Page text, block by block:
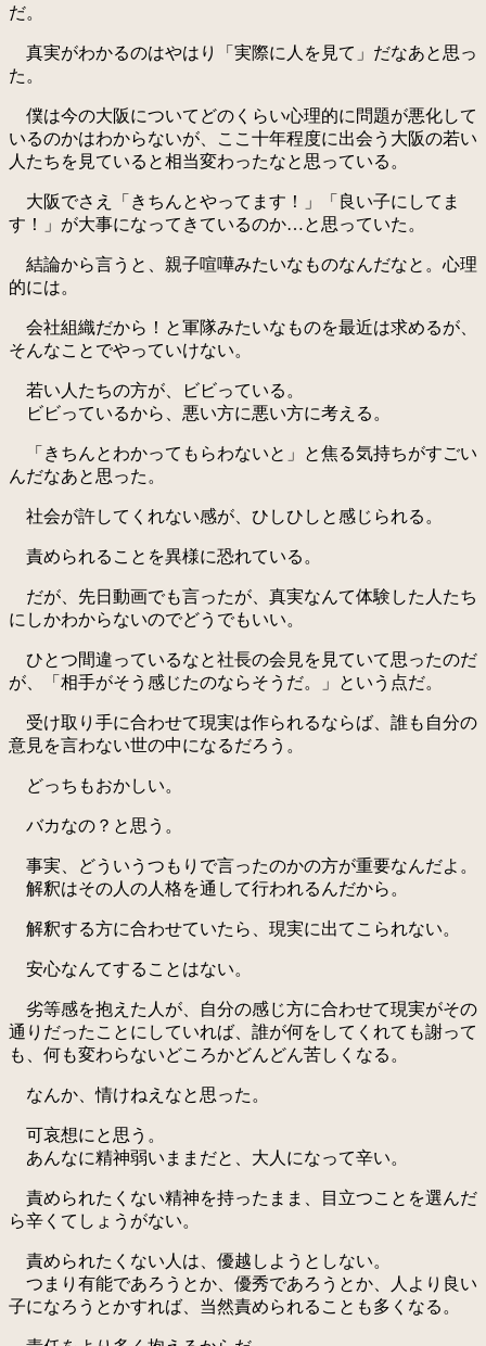
だ。
真実がわかるのはやはり「実際に人を見て」だなあと思っ
た。
僕は今の大阪についてどのくらい心理的に問題が悪化して
いるのかはわからないが、ここ十年程度に出会う大阪の若い
人たちを見ていると相当変わったなと思っている。
大阪でさえ「きちんとやってます！」「良い子にしてま
す！」が大事になってきているのか…と思っていた。
結論から言うと、親子喧嘩みたいなものなんだなと。心理
的には。
会社組織だから！と軍隊みたいなものを最近は求めるが、
そんなことでやっていけない。
若い人たちの方が、ビビっている。
ビビっているから、悪い方に悪い方に考える。
「きちんとわかってもらわないと」と焦る気持ちがすごい
んだなあと思った。
社会が許してくれない感が、ひしひしと感じられる。
責められることを異様に恐れている。
だが、先日動画でも言ったが、真実なんて体験した人たち
にしかわからないのでどうでもいい。
ひとつ間違っているなと社長の会見を見ていて思ったのだ
が、「相手がそう感じたのならそうだ。」という点だ。
受け取り手に合わせて現実は作られるならば、誰も自分の
意見を言わない世の中になるだろう。
どっちもおかしい。
バカなの？と思う。
事実、どういうつもりで言ったのかの方が重要なんだよ。
解釈はその人の人格を通して行われるんだから。
解釈する方に合わせていたら、現実に出てこられない。
安心なんてすることはない。
劣等感を抱えた人が、自分の感じ方に合わせて現実がその
通りだったことにしていれば、誰が何をしてくれても謝って
も、何も変わらないどころかどんどん苦しくなる。
なんか、情けねえなと思った。
可哀想にと思う。
あんなに精神弱いままだと、大人になって辛い。
責められたくない精神を持ったまま、目立つことを選んだ
ら辛くてしょうがない。
責められたくない人は、優越しようとしない。
つまり有能であろうとか、優秀であろうとか、人より良い
子になろうとかすれば、当然責められることも多くなる。